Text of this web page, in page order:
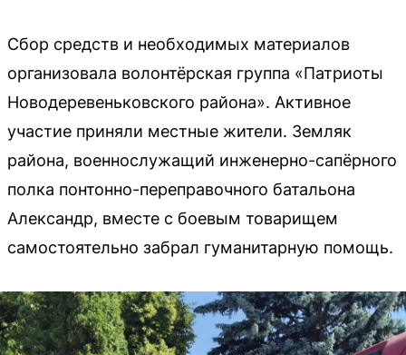
Сбор средств и необходимых материалов
организовала волонтёрская группа «Патриоты
Новодеревеньковского района». Активное
участие приняли местные жители. Земляк
района, военнослужащий инженерно-сапёрного
полка понтонно-переправочного батальона
Александр, вместе с боевым товарищем
самостоятельно забрал гуманитарную помощь.